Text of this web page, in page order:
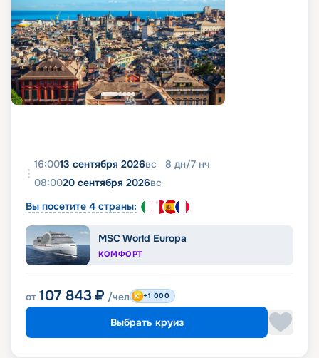
16:0013 сентября 2026вс 8 дн/7 нч
08:0020 сентября 2026вс
Вы посетите 4 страны:
MSC World Europa
КОМФОРТ
от 107 843 ₽ /чел +1 000
Выбрать круиз